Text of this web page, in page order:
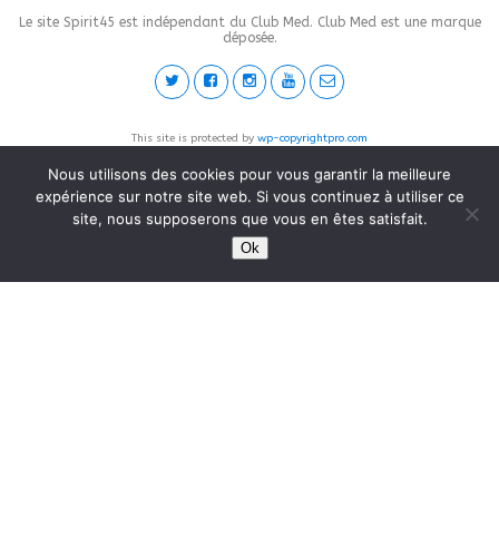
Le site Spirit45 est indépendant du Club Med. Club Med est une marque
déposée.
This site is protected by wp-copyrightpro.com
Nous utilisons des cookies pour vous garantir la meilleure
expérience sur notre site web. Si vous continuez à utiliser ce
site, nous supposerons que vous en êtes satisfait.
Ok